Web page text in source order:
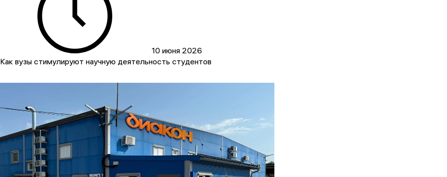
10 июня 2026
Как вузы стимулируют научную деятельность студентов